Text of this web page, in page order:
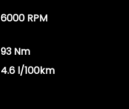
6000 RPM
93 Nm
4.6 l/100km